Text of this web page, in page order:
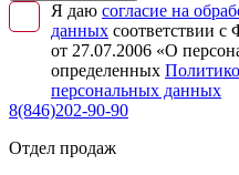
Я даю согласие на
данных соответствии
от 27.07.2006 «О
определенных
персональных данных
8(846)202-90-90
Отдел продаж